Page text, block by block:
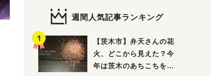
週間人気記事ランキング
【茨木市】弁天さんの花
火、どこから見えた？今
年は茨木のあちこちを巡